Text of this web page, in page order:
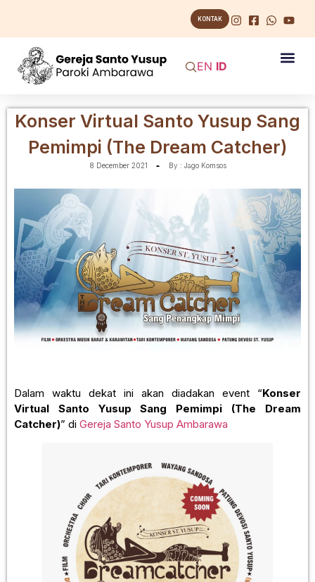
KONTAK
EN ID
Konser Virtual Santo Yusup Sang
Pemimpi (The Dream Catcher)
8 December 2021 By : Jago Komsos
Dalam waktu dekat ini akan diadakan event “Konser
Virtual Santo Yusup Sang Pemimpi (The Dream
Catcher)” di Gereja Santo Yusup Ambarawa